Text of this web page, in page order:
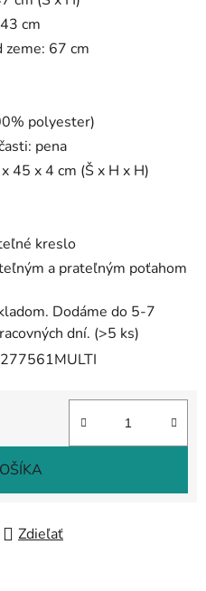
cm
zeme: 67 cm
polyester)
pena
45 x 4 cm (Š x H x H)
kreslo
a prateľným poťahom
Dodáme do 5-7
dní. (>5 ks)
Zdieľať